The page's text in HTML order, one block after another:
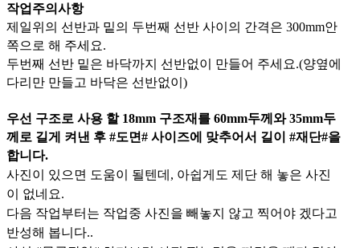
작업주의사항
제일위의 선반과 밑의 두번째 선반 사이의 간격은 300mm안
쪽으로 해 주세요.
두번째 선반 밑은 바닥까지 선반없이 만들어 주세요.(양옆에
다리만 만들고 바닥은 선반없이)
우선 구조로 사용 할 18mm 구조재를 60mm두께와 35mm두
께로 길게 켜낸 후 #도면# 사이즈에 맞추어서 길이 #재단#을
합니다.
사진이 있으면 도움이 될텐데, 아쉽게도 제단 해 놓은 사진
이 없네요.
다음 작업부터는 작업중 사진을 빼놓지 않고 찍어야 겠다고
반성해 봅니다..